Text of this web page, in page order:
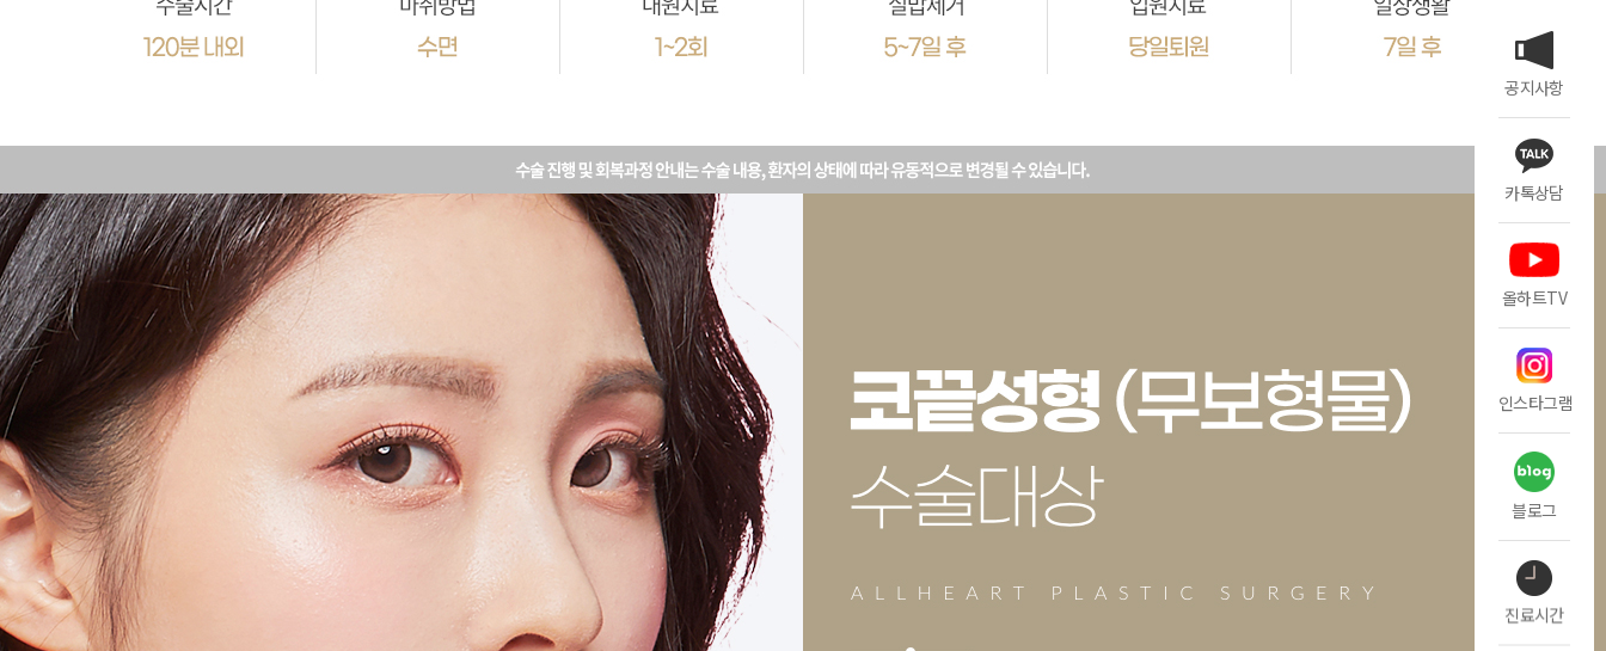
공지사항
카톡상담
올하트TV
인스타그램
블로그
진료시간